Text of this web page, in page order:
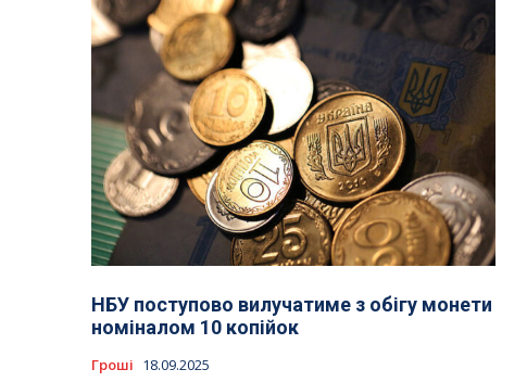
НБУ поступово вилучатиме з обігу монети
номіналом 10 копійок
Гроші 18.09.2025